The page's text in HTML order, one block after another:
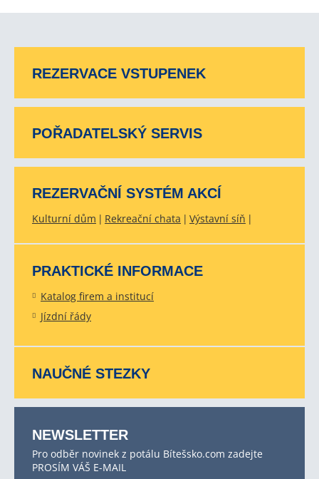
REZERVACE VSTUPENEK
POŘADATELSKÝ SERVIS
REZERVAČNÍ SYSTÉM AKCÍ
Kulturní dům Rekreační chata Výstavní síň
PRAKTICKÉ INFORMACE
Katalog firem a institucí
Jízdní řády
NAUČNÉ STEZKY
NEWSLETTER
Pro odběr novinek z potálu Bítešsko.com zadejte
PROSÍM VÁŠ E-MAIL